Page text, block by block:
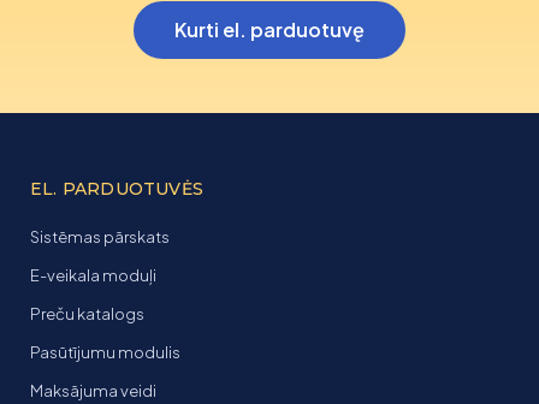
Kurti el. parduotuvę
EL. PARDUOTUVĖS
Sistēmas pārskats
E-veikala moduļi
Preču katalogs
Pasūtījumu modulis
Maksājuma veidi